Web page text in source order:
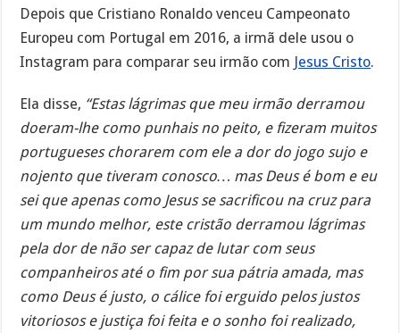
Depois que Cristiano Ronaldo venceu Campeonato
Europeu com Portugal em 2016, a irmã dele usou o
Instagram para comparar seu irmão com Jesus Cristo.
Ela disse, “Estas lágrimas que meu irmão derramou
doeram-lhe como punhais no peito, e fizeram muitos
portugueses chorarem com ele a dor do jogo sujo e
nojento que tiveram conosco… mas Deus é bom e eu
sei que apenas como Jesus se sacrificou na cruz para
um mundo melhor, este cristão derramou lágrimas
pela dor de não ser capaz de lutar com seus
companheiros até o fim por sua pátria amada, mas
como Deus é justo, o cálice foi erguido pelos justos
vitoriosos e justiça foi feita e o sonho foi realizado,